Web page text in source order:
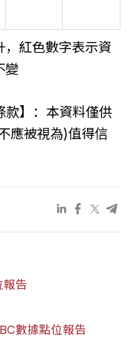
，紅色數字表示資
變
款】：本資料僅供
應被視為)值得信
報告
數據點位報告